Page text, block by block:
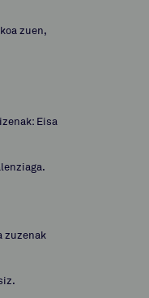
zuen,
Eisa
zuzenak